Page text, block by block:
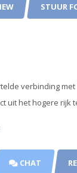
STUUR
verbinding
het hogere rijk
CHAT